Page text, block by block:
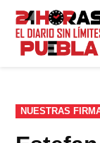
Saltar
contenido
PUBLICADO
EN
NUESTRAS